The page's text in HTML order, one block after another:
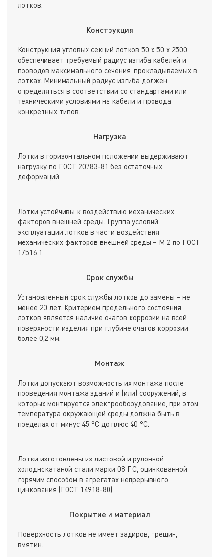
лотков.
Конструкция
Конструкция угловых секций лотков 50 х 50 х 2500
обеспечивает требуемый радиус изгиба кабелей и
проводов максимального сечения, прокладываемых в
лотках. Минимальный радиус изгиба должен
определяться в соответствии со стандартами или
техническими условиями на кабели и провода
конкретных типов.
Нагрузка
Лотки в горизонтальном положении выдерживают
нагрузку по ГОСТ 20783-81 без остаточных
деформаций.
Лотки устойчивы к воздействию механических
факторов внешней среды. Группа условий
эксплуатации лотков в части воздействия
механических факторов внешней среды – М 2 по ГОСТ
17516.1
Срок службы
Установленный срок службы лотков до замены – не
менее 20 лет. Критерием предельного состояния
лотков является наличие очагов коррозии на всей
поверхности изделия при глубине очагов коррозии
более 0,2 мм.
Монтаж
Лотки допускают возможность их монтажа после
проведения монтажа зданий и (или) сооружений, в
которых монтируется электрооборудование, при этом
температура окружающей среды должна быть в
пределах от минус 45 °С до плюс 40 °С.
Лотки изготовлены из листовой и рулонной
холоднокатаной стали марки 08 ПС, оцинкованной
горячим способом в агрегатах непрерывного
цинкования (ГОСТ 14918-80).
Покрытие и материал
Поверхность лотков не имеет задиров, трещин,
вмятин.